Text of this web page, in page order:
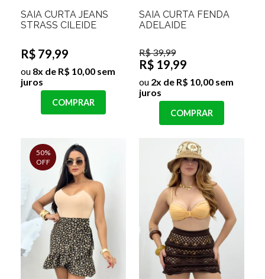
SAIA CURTA JEANS
STRASS CILEIDE
R$ 79,99
ou 8x de R$ 10,00 sem
juros
COMPRAR
SAIA CURTA FENDA
ADELAIDE
R$ 39,99
R$ 19,99
ou 2x de R$ 10,00 sem
juros
COMPRAR
50%
OFF